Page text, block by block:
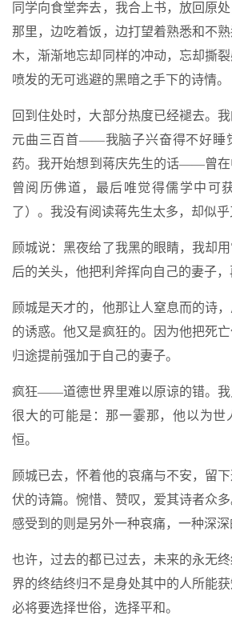
同学向食堂奔去，我合上书，放回原
那里，边吃着饭，边打望着熟悉和不
木，渐渐地忘却同样的冲动，忘却撕
喷发的无可逃避的黑暗之手下的诗情。
回到住处时，大部分热度已经褪去。
元曲三百首——我脑子兴奋得不好睡
药。我开始想到蒋庆先生的话——曾在
曾阅历佛道，最后唯觉得儒学中可
了）。我没有阅读蒋先生太多，却似乎
顾城说：黑夜给了我黑的眼睛，我却
后的关头，他把利斧挥向自己的妻子，
顾城是天才的，他那让人窒息而的诗
的诱惑。他又是疯狂的。因为他把死
归途提前强加于自己的妻子。
疯狂——道德世界里难以原谅的错。我
很大的可能是：那一霎那，他以为世
恒。
顾城已去，怀着他的哀痛与不安，留
伏的诗篇。惋惜、赞叹，爱其诗者众多
感受到的则是另外一种哀痛，一种深深
也许，过去的都已过去，未来的永无
界的终结终归不是身处其中的人所能获
必将要选择世俗，选择平和。